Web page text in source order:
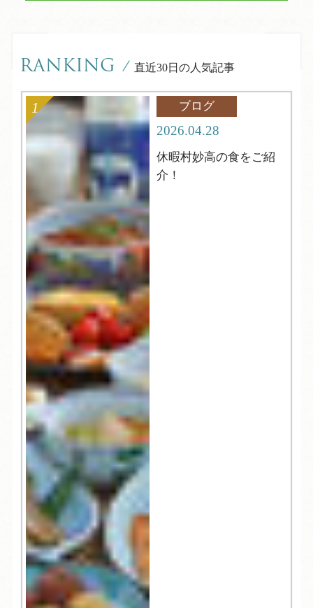
RANKING / 直近30日の人気記事
ブログ
2026.04.28
休暇村妙高の食をご紹
介！